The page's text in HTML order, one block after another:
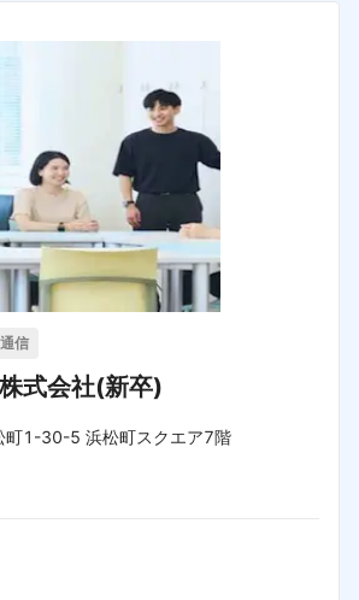
信
式会社(新卒)
町1-30-5 浜松町スクエア7階